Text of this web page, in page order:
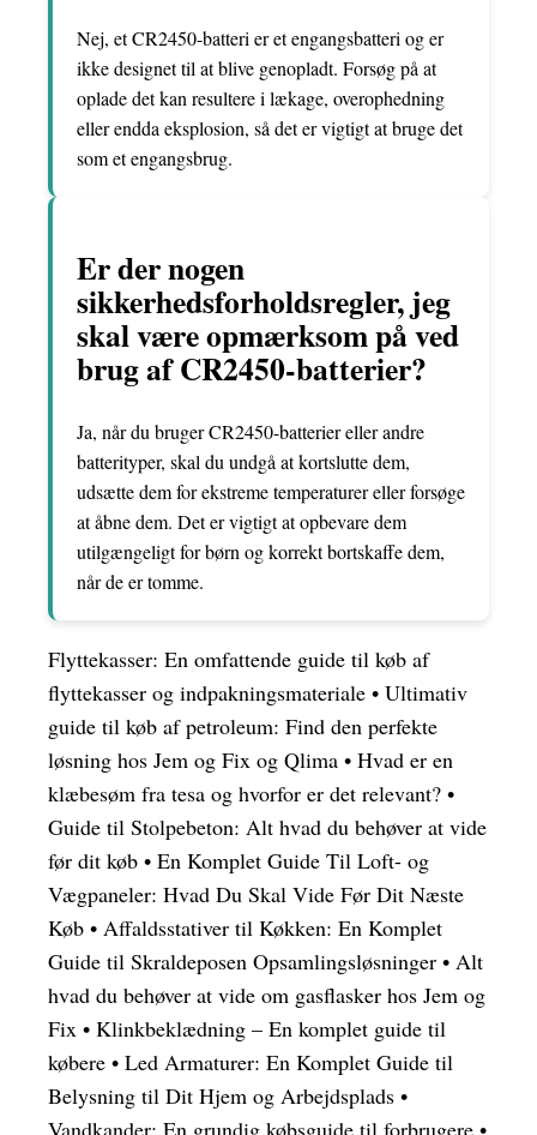
Nej, et CR2450-batteri er et engangsbatteri og er
ikke designet til at blive genopladt. Forsøg på at
oplade det kan resultere i lækage, overophedning
eller endda eksplosion, så det er vigtigt at bruge det
som et engangsbrug.
Er der nogen
sikkerhedsforholdsregler, jeg
skal være opmærksom på ved
brug af CR2450-batterier?
Ja, når du bruger CR2450-batterier eller andre
batterityper, skal du undgå at kortslutte dem,
udsætte dem for ekstreme temperaturer eller forsøge
at åbne dem. Det er vigtigt at opbevare dem
utilgængeligt for børn og korrekt bortskaffe dem,
når de er tomme.
Flyttekasser: En omfattende guide til køb af
flyttekasser og indpakningsmateriale • Ultimativ
guide til køb af petroleum: Find den perfekte
løsning hos Jem og Fix og Qlima • Hvad er en
klæbesøm fra tesa og hvorfor er det relevant? •
Guide til Stolpebeton: Alt hvad du behøver at vide
før dit køb • En Komplet Guide Til Loft- og
Vægpaneler: Hvad Du Skal Vide Før Dit Næste
Køb • Affaldsstativer til Køkken: En Komplet
Guide til Skraldeposen Opsamlingsløsninger • Alt
hvad du behøver at vide om gasflasker hos Jem og
Fix • Klinkbeklædning – En komplet guide til
købere • Led Armaturer: En Komplet Guide til
Belysning til Dit Hjem og Arbejdsplads •
Vandkander: En grundig købsguide til forbrugere •